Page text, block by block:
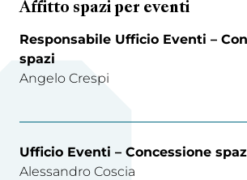
Affitto spazi per eventi
Responsabile Ufficio Eventi –
spazi
Angelo Crespi
Ufficio Eventi – Concessione
Alessandro Coscia